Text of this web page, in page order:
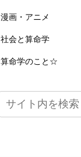
漫画・アニメ
社会と算命学
算命学のこと☆